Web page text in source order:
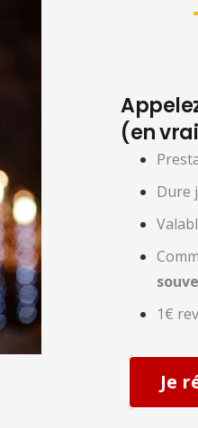
(en
Dure
1€
Je